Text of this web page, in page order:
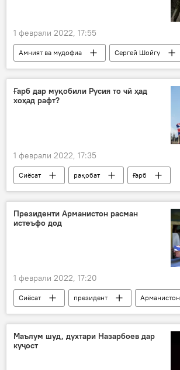
1 феврали 2022, 17:55
Амният ва мудофиа
Сергей Шойгу
Белорус
нерӯ
размоиш
низомиён
Дар Русия
Ғарб дар муқобили Русия то чӣ ҳад
хоҳад рафт?
1 феврали 2022, 17:35
Сиёсат рақобат
Ғарб
Дар Русия
Президенти Арманистон расман
истеъфо дод
1 феврали 2022, 17:20
Сиёсат президент
Арманистон
истеъфо
Маълум шуд, духтари Назарбоев дар
куҷост